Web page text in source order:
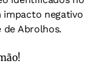
impacto negativo
de Abrolhos.